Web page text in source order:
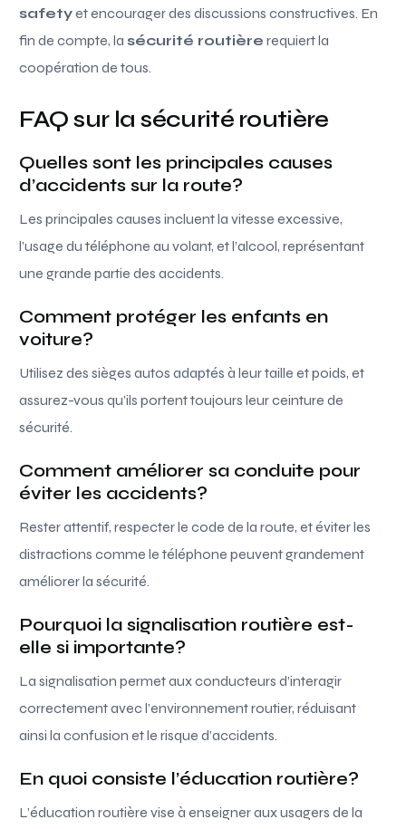
safetyet encourager des discussions constructives. En
fin de compte, la sécurité routière requiert la
coopération de tous.
FAQ sur la sécurité routière
Quelles sont les principales causes
d’accidents sur la route?
Les principales causes incluent la vitesse excessive,
l’usage du téléphone au volant, et l’alcool, représentant
une grande partie des accidents.
Comment protéger les enfants en
voiture?
Utilisez des sièges autos adaptés à leur taille et poids, et
assurez-vous qu’ils portent toujours leur ceinture de
sécurité.
Comment améliorer sa conduite pour
éviter les accidents?
Rester attentif, respecter le code de la route, et éviter les
distractions comme le téléphone peuvent grandement
améliorer la sécurité.
Pourquoi la signalisation routière est-
elle si importante?
La signalisation permet aux conducteurs d’interagir
correctement avec l’environnement routier, réduisant
ainsi la confusion et le risque d’accidents.
En quoi consiste l’éducation routière?
L’éducation routière vise à enseigner aux usagers de la